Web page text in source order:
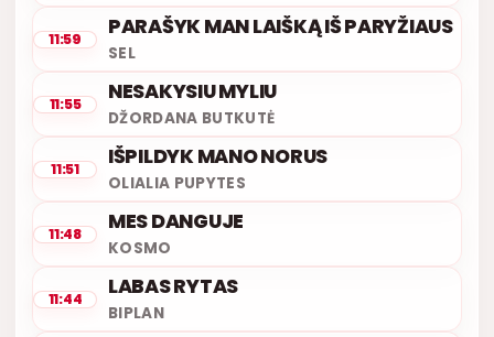
11:59 PARAŠYK MAN LAIŠKĄ IŠ PARYŽIAUS
SEL
11:55 NESAKYSIU MYLIU
DŽORDANA BUTKUTĖ
11:51 IŠPILDYK MANO NORUS
OLIALIA PUPYTES
11:48 MES DANGUJE
KOSMO
11:44 LABAS RYTAS
BIPLAN